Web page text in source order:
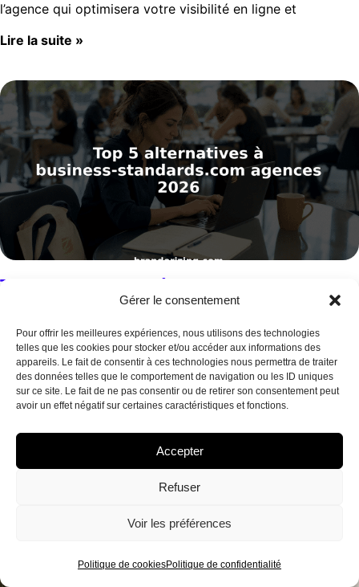
Gérer le consentement
Pour offrir les meilleures expériences, nous utilisons des technologies
telles que les cookies pour stocker et/ou accéder aux informations des
appareils. Le fait de consentir à ces technologies nous permettra de traiter
des données telles que le comportement de navigation ou les ID uniques
sur ce site. Le fait de ne pas consentir ou de retirer son consentement peut
avoir un effet négatif sur certaines caractéristiques et fonctions.
Accepter
Refuser
Voir les préférences
Politique de cookiesPolitique de confidentialité
l’agence qui optimisera votre visibilité en ligne et
Lire la suite »
Top 5 alternatives à business-
standards.com agences 2026
Découvrez 5 agences offrant des alternatives à business-
standards.com pour améliorer votre visibilité et
performance digitales.
Lire la suite »